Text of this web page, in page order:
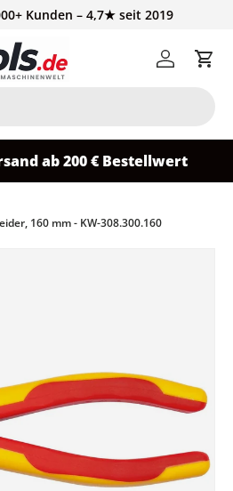
Kunden – 4,7★ seit 2019
Einloggen
ab 200 € Bestellwert
160 mm - KW-308.300.160